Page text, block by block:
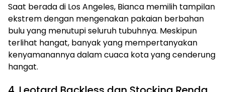
Saat berada di Los Angeles, Bianca memilih tampilan
ekstrem dengan mengenakan pakaian berbahan
bulu yang menutupi seluruh tubuhnya. Meskipun
terlihat hangat, banyak yang mempertanyakan
kenyamanannya dalam cuaca kota yang cenderung
hangat.